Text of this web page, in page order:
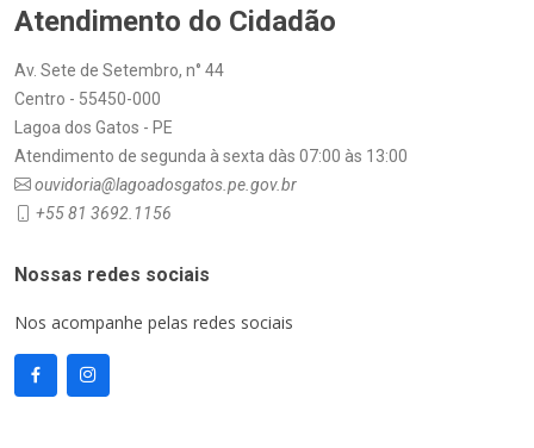
Atendimento do Cidadão
Av. Sete de Setembro, n° 44
Centro - 55450-000
Lagoa dos Gatos - PE
Atendimento de segunda à sexta dàs 07:00 às 13:00
ouvidoria@lagoadosgatos.pe.gov.br
+55 81 3692.1156
Nossas redes sociais
Nos acompanhe pelas redes sociais